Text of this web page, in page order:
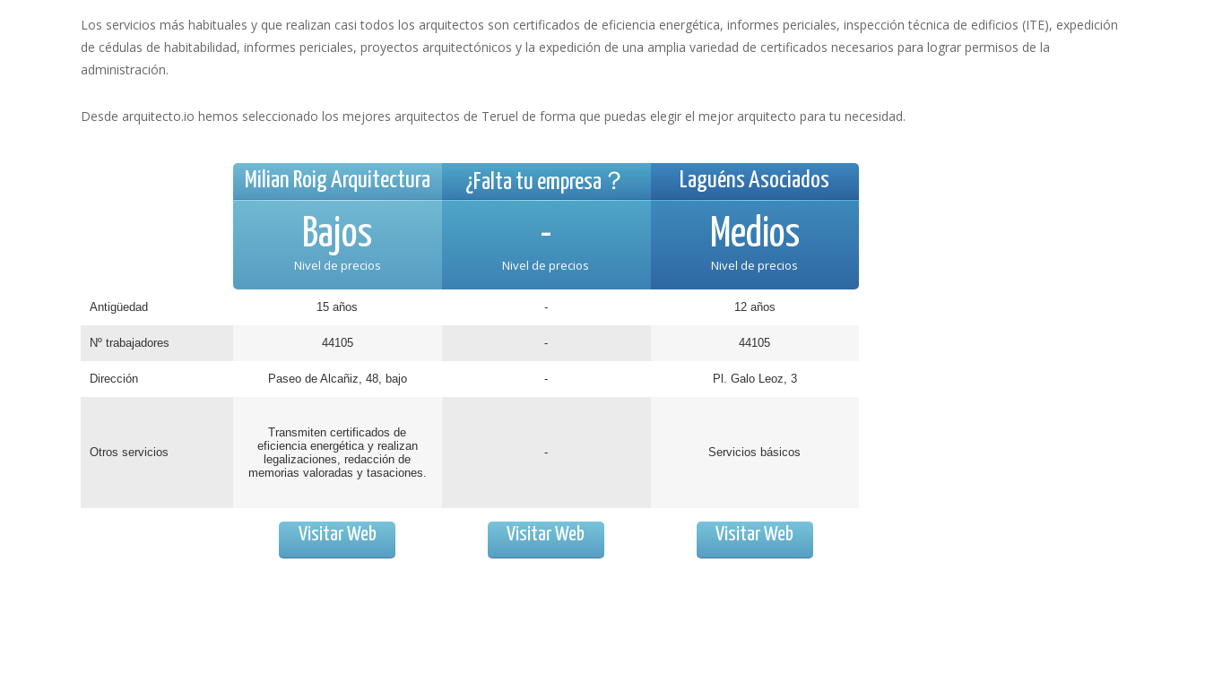
Los servicios más habituales y que realizan casi todos los arquitectos son certificados de eficiencia energética, informes periciales, inspección técnica de edificios (ITE), expedición
de cédulas de habitabilidad, informes periciales, proyectos arquitectónicos y la expedición de una amplia variedad de certificados necesarios para lograr permisos de la
administración.
Desde arquitecto.io hemos seleccionado los mejores arquitectos de Teruel de forma que puedas elegir el mejor arquitecto para tu necesidad.
Antigüedad
Nº trabajadores
Dirección
Otros servicios
Milian Roig Arquitectura
Bajos
Nivel de precios
15 años
44105
Paseo de Alcañiz, 48, bajo
Transmiten certificados de
eficiencia energética y realizan
legalizaciones, redacción de
memorias valoradas y tasaciones.
Visitar Web
¿Falta tu empresa？
-
Nivel de precios
-
-
-
-
Visitar Web
Laguéns Asociados
Medios
Nivel de precios
12 años
44105
Pl. Galo Leoz, 3
Servicios básicos
Visitar Web